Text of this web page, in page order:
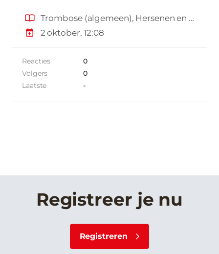
Trombose (algemeen), Hersenen en trombose
2 oktober, 12:08
Reacties
0
Volgers
0
Laatste
-
Registreer je nu
Registreren